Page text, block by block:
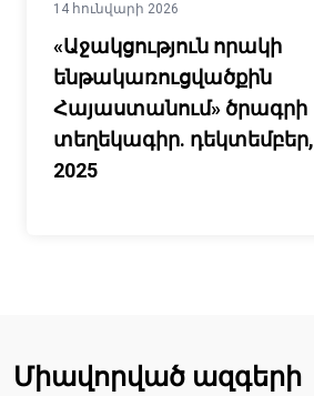
14 հունվարի 2026
«Աջակցություն որակի
ենթակառուցվածքին
Հայաստանում» ծրագրի
տեղեկագիր. դեկտեմբեր,
2025
Միավորված ազգերի